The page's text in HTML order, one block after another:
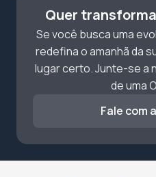
Quer
Se você busca uma
redefina o amanhã da
lugar certo. Junte-se a
de uma
Fale com